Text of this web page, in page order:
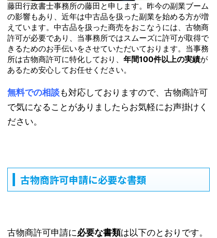
藤田行政書士事務所の藤田と申します。 昨今の副業ブーム
の影響もあり、近年は中古品を扱った副業を始める方が増
えています。 中古品を扱った商売をおこなうには、古物商
許可が必要であり、当事務所ではスムーズに許可が取得で
きるためのお手伝いをさせていただいております。 当事務
所は古物商許可に特化しており、 年間100件以上の実績が
あるため安心してお任せください。
無料での相談も対応しておりますので、古物商許可
で気になることがありましたらお気軽にお声掛けく
ださい。
古物商許可申請に必要な書類
古物商許可申請に必要な書類は以下のとおりです。